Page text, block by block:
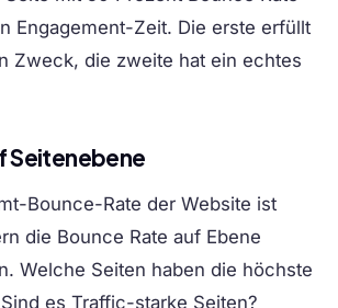
Engagement-Zeit. Die erste erfüllt
Zweck, die zweite hat ein echtes
Seitenebene
Bounce-Rate der Website ist
die Bounce Rate auf Ebene
Welche Seiten haben die höchste
es Traffic-starke Seiten?